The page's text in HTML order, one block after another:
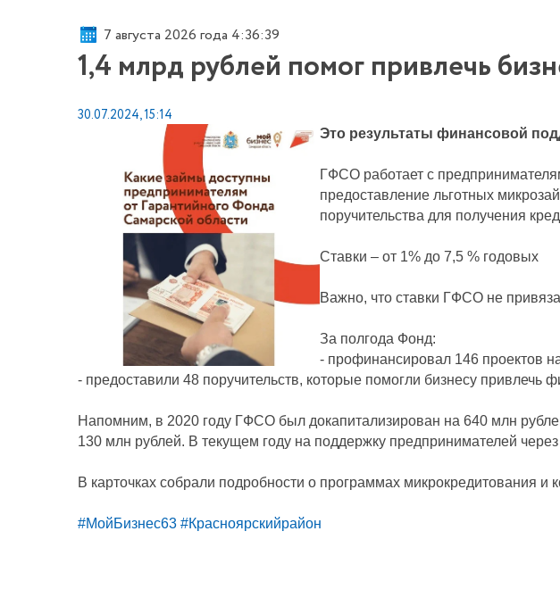
7 августа 2026 года 4:36:40
1,4 млрд рублей помог привлечь
30.07.2024, 15:14
Это результаты финансовой
ГФСО работает с
предоставление льготных
поручительства для получения
Ставки – от 1% до 7,5 % годовых
Важно, что ставки ГФСО не
За полгода Фонд:
- профинансировал 146 проектов
- предоставили 48 поручительств, которые помогли бизнесу привлечь
Напомним, в 2020 году ГФСО был докапитализирован на 640 млн
130 млн рублей. В текущем году на поддержку предпринимателей
В карточках собрали подробности о программах микрокредитования и
#МойБизнес63 #Красноярскийрайон